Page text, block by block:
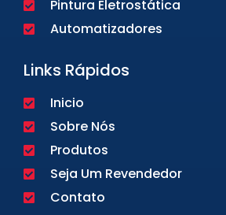
Pintura Eletrostática
Automatizadores
Links Rápidos
Inicio
Sobre Nós
Produtos
Seja Um Revendedor
Contato